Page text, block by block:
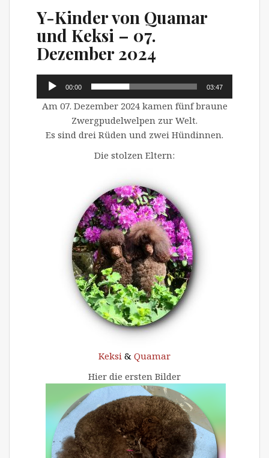
Y-Kinder von Quamar
und Keksi – 07.
Dezember 2024
Audio-
00:00 03:47
Am 07. Dezember 2024 kamen fünf braune
Zwergpudelwelpen zur Welt.
Es sind drei Rüden und zwei Hündinnen.
Die stolzen Eltern:
Keksi & Quamar
Hier die ersten Bilder